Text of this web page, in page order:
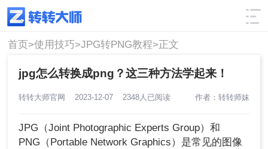
使用技巧 筛选
首页>使用技巧>JPG转PNG教程>正文
jpg怎么转换成png？这三种方法学起来！
转转大师官网 2023-12-07 2348人已阅读 作者：转转师妹
JPG（Joint Photographic Experts Group）和
PNG（Portable Network Graphics）是常见的图像